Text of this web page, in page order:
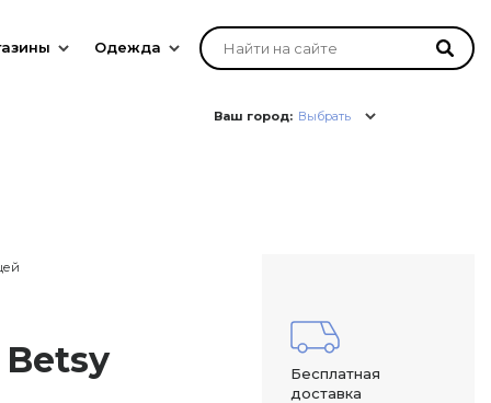
Одежда
Ваш город: Выбрать
Бесплатная
доставка